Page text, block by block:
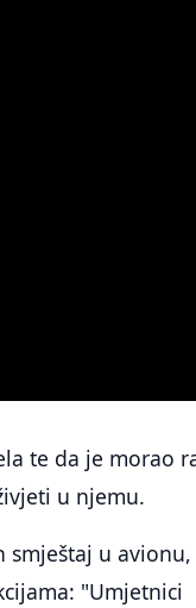
te da je morao
u njemu.
smještaj u
"Umjetnici